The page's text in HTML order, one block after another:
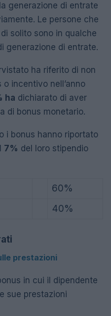
generazione di entrate
Le persone che
solito sono in qualche
generazione di entrate.
ha riferito di non
incentivo nell’anno
ha dichiarato di aver
di bonus monetario.
i bonus hanno riportato
7% del loro stipendio
60%
40%
prestazioni
in cui il dipendente
sue prestazioni